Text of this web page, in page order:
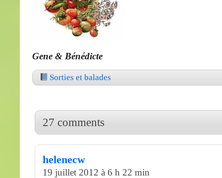
Gene & Bénédicte
Sorties et balades
27 comments
helenecw
19 juillet 2012 à 6 h 22 min